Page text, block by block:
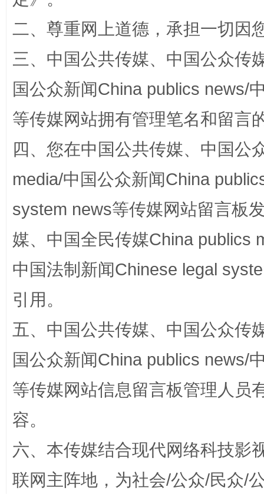
站台名比不上好声名
漫山遍野的桃花与雪山、麦地、白藏房 除
二、尊重网上道德，承担一切因
三、中国公共传媒、中国公众传
国公众新闻China publics news/
等传媒网站拥有管理笔名和留言
四、您在中国公共传媒、中国公
media/中国公众新闻China
system news等传媒网站留言板
媒、中国全民传媒China publics
中国法制新闻Chinese legal
引用。
五、中国公共传媒、中国公众传
国公众新闻China publics news/
等传媒网站信息留言板管理人员
容。
六、本传媒结合现代网络科技影
联网主阵地，为社会/公众/民众/